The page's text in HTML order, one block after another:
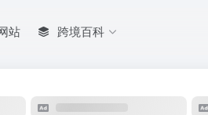
站 跨境百科